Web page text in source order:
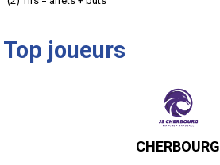
Top joueurs
CHERBOURG